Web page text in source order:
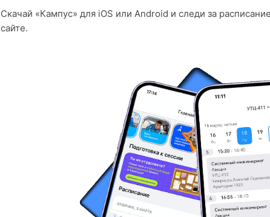
Скачай «Кампус» для iOS или Android и следи за
сайте.